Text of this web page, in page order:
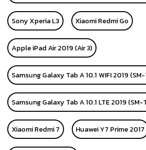
Sony Xperia L3 Xiaomi Redmi Go
Apple iPad Air 2019 (Air 3)
Samsung Galaxy Tab A 10.1 WIFI 2019
Samsung Galaxy Tab A 10.1 LTE 2019 (SM-
Xiaomi Redmi 7 Huawei Y7 Prime 2017